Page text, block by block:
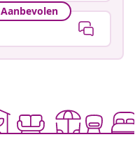
Aanbevolen